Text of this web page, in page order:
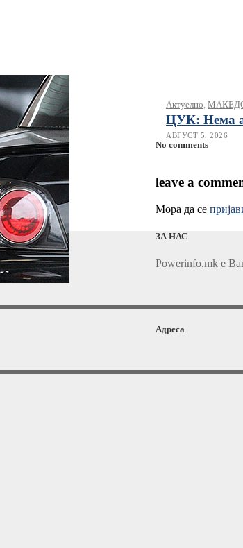
Актуелно,
ЦУК: Нема
АВГУСТ 5, 2026
No comments
leave a
Мора да се
ЗА НАС
Powerinfo.mk e
Адреса